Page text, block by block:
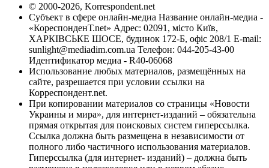
© 2000-2026, Korrespondent.net
Субъект в сфере онлайн-медиа Название онлайн-медиа -
«КореспонденТ.net» Адрес: 02091, місто Київ,
ХАРКІВСЬКЕ ШОСЕ, будинок 172-Б, офіс 208/1 E-mail:
sunlight@mediadim.com.ua Телефон: 044-205-43-00
Идентификатор медиа - R40-06068
Использование любых материалов, размещённых на
сайте, разрешается при условии ссылки на
Корреспондент.net.
При копировании материалов со страницы «Новости
Украины и мира», для интернет-изданий – обязательна
прямая открытая для поисковых систем гиперссылка.
Ссылка должна быть размещена в независимости от
полного либо частичного использования материалов.
Гиперссылка (для интернет- изданий) – должна быть